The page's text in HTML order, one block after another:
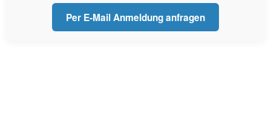
Per E-Mail Anmeldung anfragen